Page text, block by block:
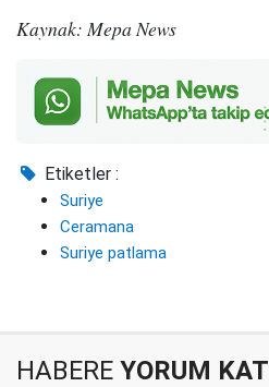
Kaynak: Mepa News
Etiketler :
Suriye
Ceramana
Suriye patlama
HABERE YORUM KAT